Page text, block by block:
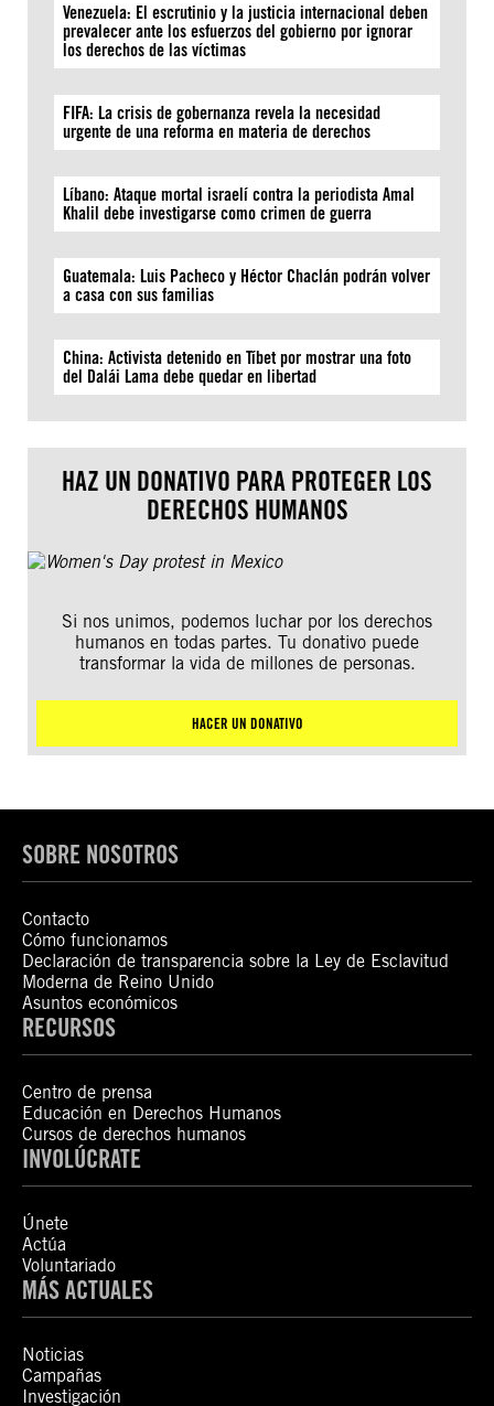
Venezuela: El escrutinio y la justicia internacional deben
prevalecer ante los esfuerzos del gobierno por ignorar
los derechos de las víctimas
FIFA: La crisis de gobernanza revela la necesidad
urgente de una reforma en materia de derechos
Líbano: Ataque mortal israelí contra la periodista Amal
Khalil debe investigarse como crimen de guerra
Guatemala: Luis Pacheco y Héctor Chaclán podrán volver
a casa con sus familias
China: Activista detenido en Tíbet por mostrar una foto
del Dalái Lama debe quedar en libertad
HAZ UN DONATIVO PARA PROTEGER LOS
DERECHOS HUMANOS
Si nos unimos, podemos luchar por los derechos
humanos en todas partes. Tu donativo puede
transformar la vida de millones de personas.
HACER UN DONATIVO
SOBRE NOSOTROS
Contacto
Cómo funcionamos
Declaración de transparencia sobre la Ley de Esclavitud
Moderna de Reino Unido
Asuntos económicos
RECURSOS
Centro de prensa
Educación en Derechos Humanos
Cursos de derechos humanos
INVOLÚCRATE
Únete
Actúa
Voluntariado
MÁS ACTUALES
Noticias
Campañas
Investigación